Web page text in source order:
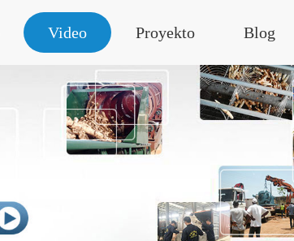
Video Proyekto Blog